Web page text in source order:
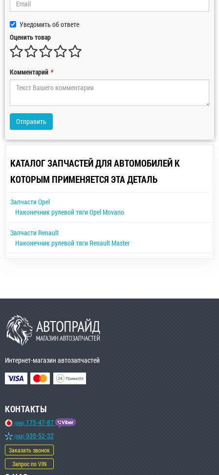
Уведомить об ответе
Оценить товар
Комментарий *
Отправить
КАТАЛОГ ЗАПЧАСТЕЙ ДЛЯ АВТОМОБИЛЕЙ К
КОТОРЫМ ПРИМЕНЯЕТСЯ ЭТА ДЕТАЛЬ
Запчасти Opel
Наконечник рулевой тяги Opel Movano
Запчасти Renault
Наконечник рулевой тяги Renault Master
Интернет-магазин автозапчастей
КОНТАКТЫ
(099) 175-47-87
(068) 935-52-32
Заказать звонок
Запрос по VIN